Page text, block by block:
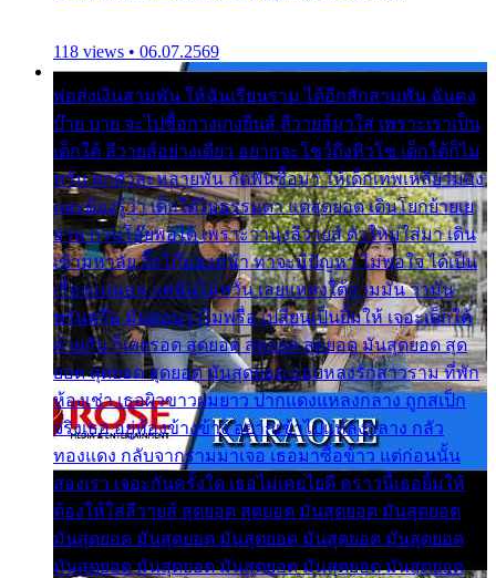
118 views • 06.07.2569
พ่อส่งเงินสามพัน ให้ฉันเรียนราม ได้อีกสักสามพัน ฉันคง
บ๊าย บาย จะไปซื้อกางเกงยีนส์ ลีวายส์มาใส่ เพราะเราเป็น
เด็กใต้ ลีวายส์อย่างเดียว อยากจะโชว์ถึงหิวโซ เด็กใต้ก็ไม่
หวั่น ตกตัวละหลายพัน กัดฟันซื้อมา ให้เด็กเทพเหลียวมอง
และต้องรู้ว่า เด็กใต้ไม่ธรรมดา แต่สุดยอด เดินโยกย้ายเย
ยวน กวนโอ๊ยพอได้ เพราะว่านุ่งลีวายส์ ตัวใหม่ใส่มา เดิน
เข้ามหาลัย จิ๊กโก๊มองหน้า ท่าจะมีปัญหา ไม่พอใจ ได้เป็น
เรื่องแน่นอน แต่ฉันไม่หวั่น เลยแหลงใต้ถามมัน ว่ามัน
พรั่นพรือ มันตอบว่าไม่พรื่อ เปลี่ยนเป็นยิ้มให้ เจอะเด็กใต้
ด้วยกัน ก็เลยรอด สุดยอด สุดยอด สุดยอด มันสุดยอด สุด
ยอด สุดยอด สุดยอด มันสุดยอด แอบหลงรักสาวราม ที่พัก
ห้องเช่า เธอผิวขาวผมยาว ปากแดงแหลงกลาง ถูกสเป็ก
จริงเธอ อยู่ห้องข้างข้าง อยากเข้าไปแหลงกลาง กลัว
ทองแดง กลับจากรามมาเจอ เธอมาซื้อข้าว แต่ก่อนนั้น
สองเรา เจอะกันครั้งใด เธอไม่เคยไยดี คราวนี้เธอยิ้มให้
ต้องให้ใส่ลีวายส์ สุดยอด สุดยอด มันสุดยอด มันสุดยอด
มันสุดยอด มันสุดยอด มันสุดยอด มันสุดยอด มันสุดยอด
มันสุดยอด มันสุดยอด มันสุดยอด มันสุดยอด มันสุดยอด